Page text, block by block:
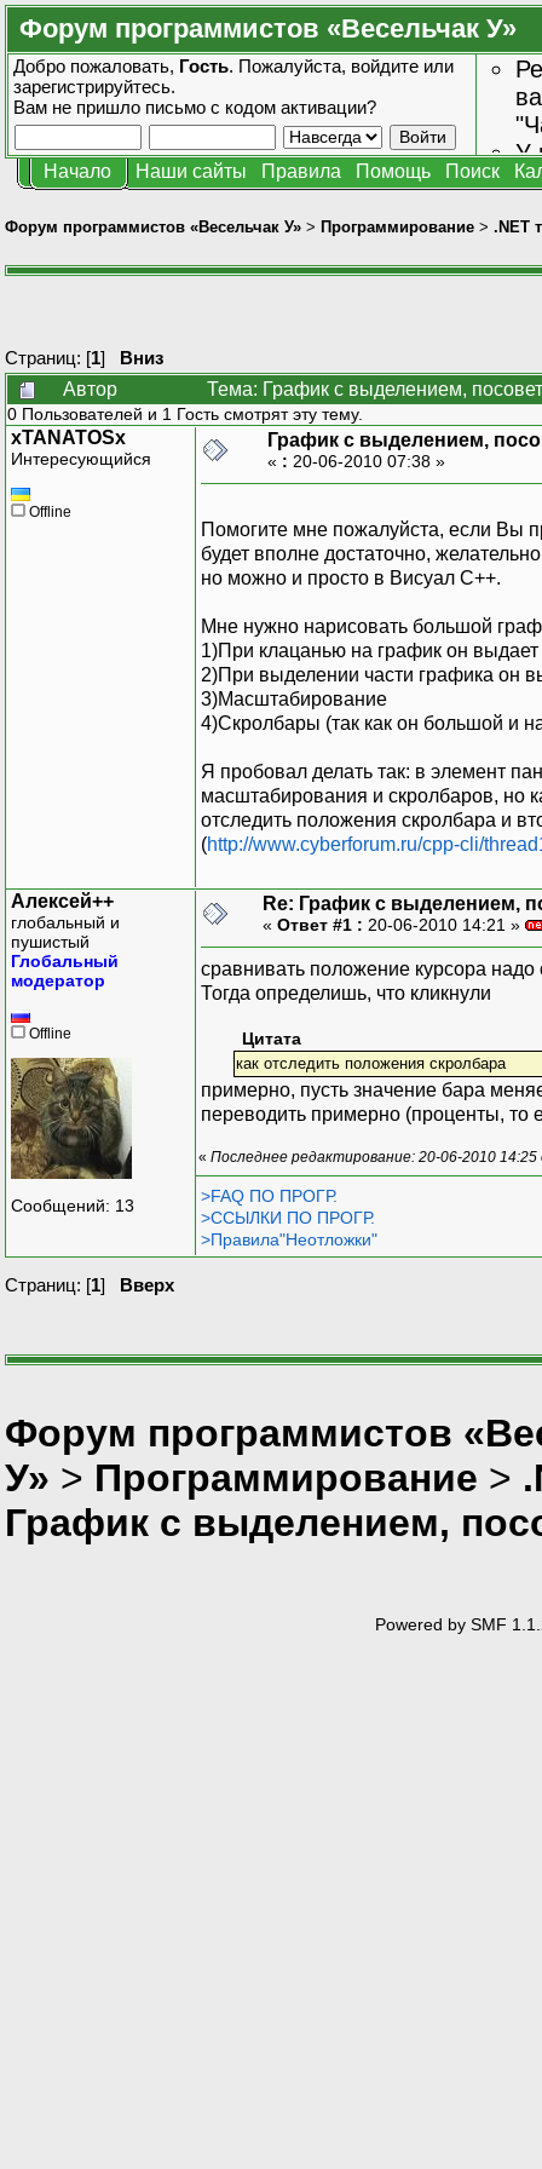
Форум программистов «Весельчак У»
Добро пожаловать, Гость. Пожалуйста, войдите или
зарегистрируйтесь.
Вам не пришло письмо с кодом активации?
У
Начало Наши сайты Правила Помощь Поиск
Форум программистов «Весельчак У» > Программирование > .NET
Страниц: [1] Вниз
Автор
Тема: График с выделением,
0 Пользователей и 1 Гость смотрят эту тему.
xTANATOSx
Интересующийся
Offline
График с выделением,
« : 20-06-2010 07:38 »
Помогите мне пожалуйста, если Вы
будет вполне достаточно,
но можно и просто в Висуал С++.
Мне нужно нарисовать большой
1)При клацанью на график он выдает
2)При выделении части графика он
3)Масштабирование
4)Скролбары (так как он большой и
Я пробовал делать так: в элемент
масштабирования и скролбаров, но
отследить положения скролбара и
(http://www.cyberforum.ru/cpp-cli/
Алексей++
глобальный и
пушистый
Глобальный
модератор
Offline
Сообщений: 13
Re: График с выделением,
« Ответ #1 : 20-06-2010 14:21 »
сравнивать положение курсора
Тогда определишь, что кликнули
Цитата
как отследить положения скролбара
примерно, пусть значение бара
переводить примерно (проценты, то
« Последнее редактирование: 20-06-2010
>FAQ ПО ПРОГР.
>ССЫЛКИ ПО ПРОГР.
>Правила"Неотложки"
Страниц: [1] Вверх
Форум программистов
У» > Программирование >
График с выделением,
Powered by SMF